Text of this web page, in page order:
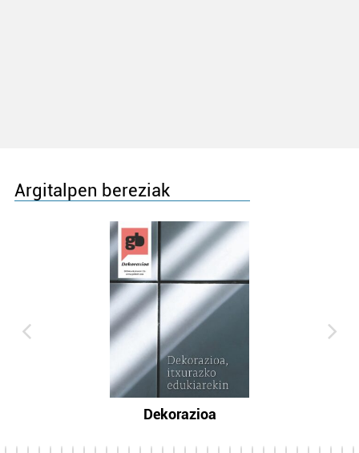
Argitalpen bereziak
Dekorazioa